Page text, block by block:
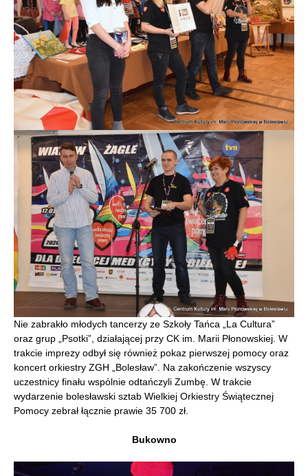
Nie zabrakło młodych tancerzy ze Szkoły Tańca „La Cultura”
oraz grup „Psotki”, działającej przy CK im. Marii Płonowskiej. W
trakcie imprezy odbył się również pokaz pierwszej pomocy oraz
koncert orkiestry ZGH „Bolesław”. Na zakończenie wszyscy
uczestnicy finału wspólnie odtańczyli Zumbę. W trakcie
wydarzenie bolesławski sztab Wielkiej Orkiestry Świątecznej
Pomocy zebrał łącznie prawie 35 700 zł.
Bukowno